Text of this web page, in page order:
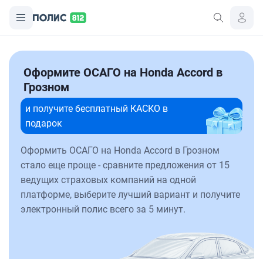
Оформите ОСАГО на Honda Accord в
Грозном
и получите бесплатный КАСКО в
подарок
Оформить ОСАГО на Honda Accord в Грозном
стало еще проще - сравните предложения от 15
ведущих страховых компаний на одной
платформе, выберите лучший вариант и получите
электронный полис всего за 5 минут.